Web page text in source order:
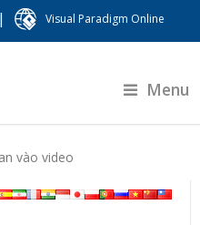
| Visual Paradigm Online
Menu
vào video